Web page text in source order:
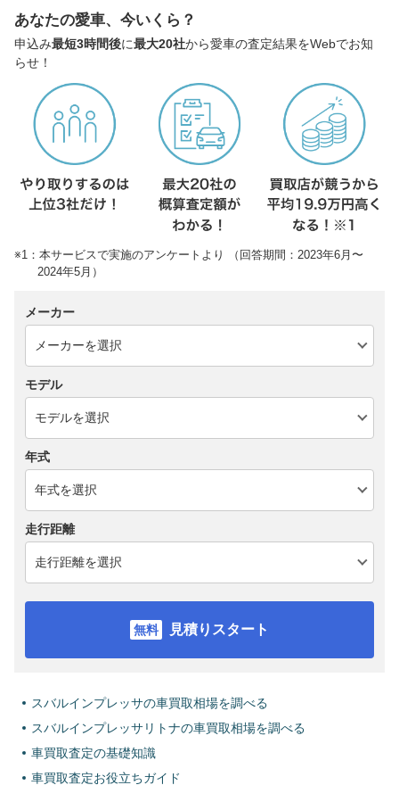
あなたの愛車、今いくら？
申込み最短3時間後に最大20社から愛車の査定結果をWebでお知
らせ！
※1：本サービスで実施のアンケートより （回答期間：2023年6月〜
2024年5月）
メーカー
モデル
年式
走行距離
見積りスタート
スバルインプレッサの車買取相場を調べる
スバルインプレッサリトナの車買取相場を調べる
車買取査定の基礎知識
車買取査定お役立ちガイド